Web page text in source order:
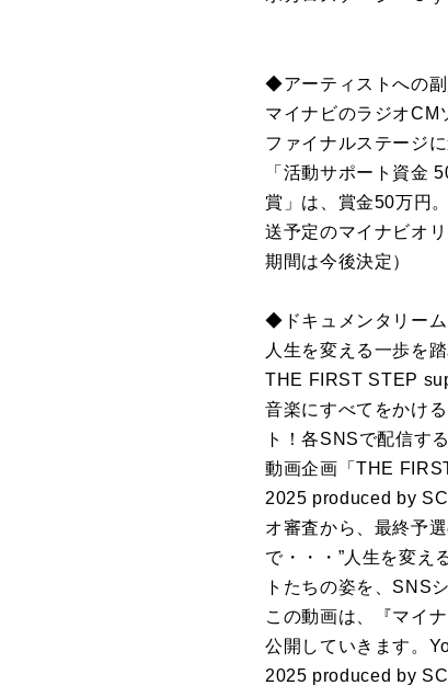
◆アーティストへの副
マイナビのラジオCM
ファイナルステージ
「活動サポート資金
賞」は、賞金50万円
送予定のマイナビオ
期間は今後決定）
◆ドキュメンタリーム
人生を変える一歩を踏
THE FIRST STEP
音楽にすべてをかけ
ト！各SNSで配信す
動画企画「THE
2025 produced by
オ審査から、最終予
で・・・”人生を変え
トたちの姿を、SNS
この動画は、『マイ
公開していきます。
2025 produced by